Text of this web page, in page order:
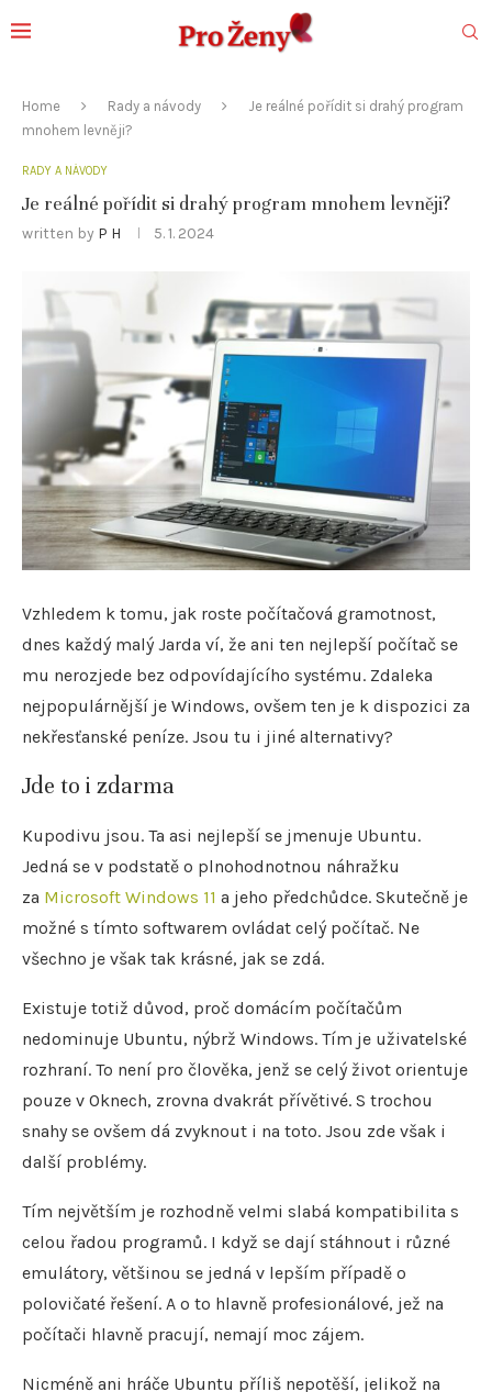
Home Rady a návody
Je reálné pořídit si drahý program
mnohem levněji?
RADY A NÁVODY
Je reálné pořídit si drahý program mnohem levněji?
written by P H 5. 1. 2024
Vzhledem k tomu, jak roste počítačová gramotnost,
dnes každý malý Jarda ví, že ani ten nejlepší počítač se
mu nerozjede bez odpovídajícího systému. Zdaleka
nejpopulárnější je Windows, ovšem ten je k dispozici za
nekřesťanské peníze. Jsou tu i jiné alternativy?
Jde to i zdarma
Kupodivu jsou. Ta asi nejlepší se jmenuje Ubuntu.
Jedná se v podstatě o plnohodnotnou náhražku
za Microsoft Windows 11 a jeho předchůdce. Skutečně je
možné s tímto softwarem ovládat celý počítač. Ne
všechno je však tak krásné, jak se zdá.
Existuje totiž důvod, proč domácím počítačům
nedominuje Ubuntu, nýbrž Windows. Tím je uživatelské
rozhraní. To není pro člověka, jenž se celý život orientuje
pouze v Oknech, zrovna dvakrát přívětivé. S trochou
snahy se ovšem dá zvyknout i na toto. Jsou zde však i
další problémy.
Tím největším je rozhodně velmi slabá kompatibilita s
celou řadou programů. I když se dají stáhnout i různé
emulátory, většinou se jedná v lepším případě o
polovičaté řešení. A o to hlavně profesionálové, jež na
počítači hlavně pracují, nemají moc zájem.
Nicméně ani hráče Ubuntu příliš nepotěší, jelikož na